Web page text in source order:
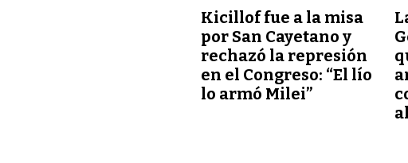
Kicillof fue a la misa
por San Cayetano y
rechazó la represión
en el Congreso: “El lío
lo armó Milei”